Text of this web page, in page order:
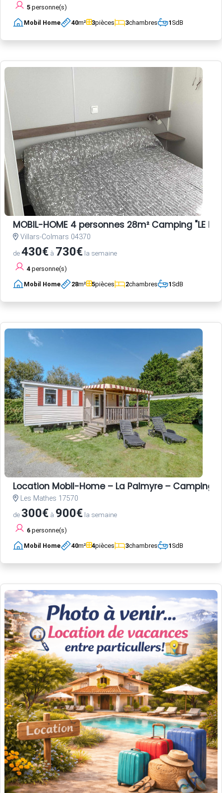
5 personne(s)
Mobil Home 40m² 3pièces 3chambres 1SdB
MOBIL-HOME 4 personnes 28m² Camping "LE
Villars-Colmars 04370
de430€ à 730€ la semaine
4 personne(s)
Mobil Home 28m² 5pièces 2chambres 1SdB
Location Mobil-Home – La Palmyre – Camping
Les Mathes 17570
de 300€ à 900€ la semaine
6 personne(s)
Mobil Home 40m² 4pièces 3chambres 1SdB